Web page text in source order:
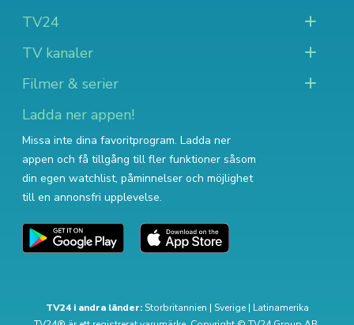
TV24
TV kanaler
Filmer & serier
Ladda ner appen!
Missa inte dina favoritprogram. Ladda ner
appen och få tillgång till fler funktioner såsom
din egen watchlist, påminnelser och möjlighet
till en annonsfri upplevelse.
TV24 i andra länder: Storbritannien | Sverige| Latinamerika